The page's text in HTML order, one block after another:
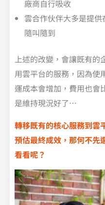
廠商自行吸收
雲合作伙伴大多是提
隨叫隨到
上述的改變，會讓既有的
用雲平台的服務，因為使
運成本會增加，費用也會
是維持現況好了…
轉移既有的核心服務到
預估最終成效，那何不先
看看呢？